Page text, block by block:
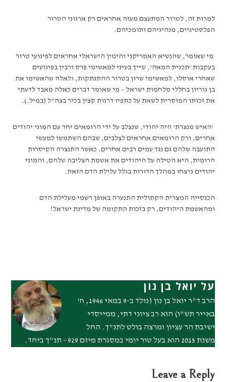
למרות זה, לטרור המתעצם מעזה אחראים רק ארגוני הטרור
הפלסטיניים, מנהיגיהם ותומכיהם.
מי שאומר, שהנשיא האמריקני והימין הישראלי אחראים לפיגועי טרור
בעקבות ‘תכנית המאה’, שייך בעיני למאשימי פרס ורבין בפיגועים
שאחרי אוסלו, למאשימי שרון בטרור ההתנתקות, ולאלה שהאשימו את
בן גוריון בחללי מלחמות ישראל – מי שאומר דברים כאלה מאבד לדעתי
את זכותו המוסרית לשאת על כתפיו דרגות קצין בכיר בצה”ל (במיל.).
‘האיש מנצרת’ היה יהודי, שנצלב על ידי הרומאים יחד עם המוני יהודים
אחרים, ורק הרומאים אחראים לצלבים, שבהם השתמשו למעשי
התועבה שלהם גם נגד עמים רבים אחרים. כאשר התנצרה הקיסרות
הרומית, היא הטילה על היהודים את אשמת הצליבה שלהם, והמוני
יהודים נרצחו במהלך הדורות בגלל עלילת הדם הזאת.
הכנסייה הנוצרית הקתולית התנערה באופן רשמי מעלילת הדם
ומהאשמת היהודים, רק בזכות התקומה של מדינת ישראל!
על יואל בן נון
הרב ד"ר יואל בן נון (נולד ב-9 במאי 1946, ח'
באייר תש"ו) הוא רב ציוני דתי, ממייסדי
ישיבת הר עציון ומרצה בולט לתנ"ך. החל
משנת 2015 הוא בעל טור יומי במסגרת מיזם 929 - תנ"ך ביחד.
Leave a Reply